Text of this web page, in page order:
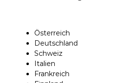
Österreich
Deutschland
Schweiz
Italien
Frankreich